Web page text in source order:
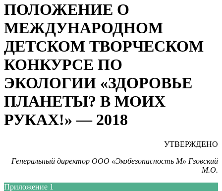
ПОЛОЖЕНИЕ О
МЕЖДУНАРОДНОМ
ДЕТСКОМ ТВОРЧЕСКОМ
КОНКУРСЕ ПО
ЭКОЛОГИИ «ЗДОРОВЬЕ
ПЛАНЕТЫ? В МОИХ
РУКАХ!» — 2018
УТВЕРЖДЕНО
Генеральный директор ООО «Экобезопасность М» Гзовский
М.О.
Приложение 1